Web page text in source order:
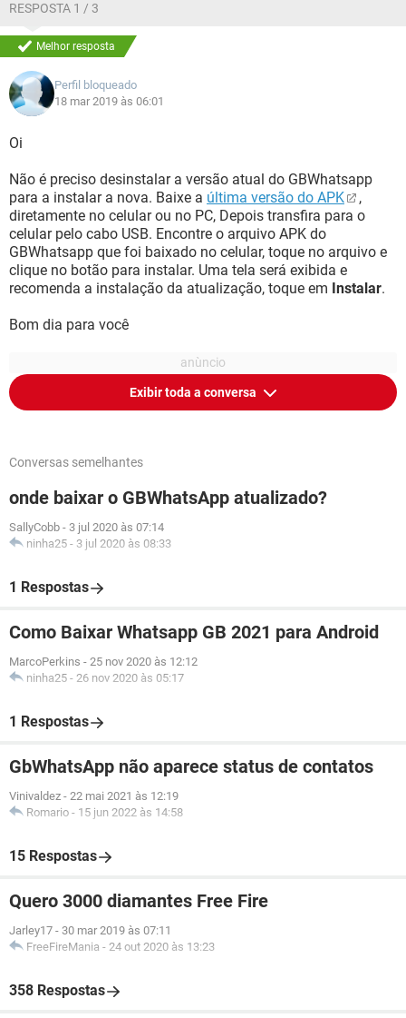
RESPOSTA 1 / 3
Melhor resposta
Perfil bloqueado
18 mar 2019 às 06:01
Oi
Não é preciso desinstalar a versão atual do GBWhatsapp
para a instalar a nova. Baixe a última versão do APK
,
diretamente no celular ou no PC, Depois transfira para o
celular pelo cabo USB. Encontre o arquivo APK do
GBWhatsapp que foi baixado no celular, toque no arquivo e
clique no botão para instalar. Uma tela será exibida e
recomenda a instalação da atualização, toque em Instalar.
Bom dia para você
Exibir toda a conversa
Conversas semelhantes
onde baixar o GBWhatsApp atualizado?
SallyCobb - 3 jul 2020 às 07:14
ninha25 - 3 jul 2020 às 08:33
1 Respostas
Como Baixar Whatsapp GB 2021 para Android
MarcoPerkins - 25 nov 2020 às 12:12
ninha25 - 26 nov 2020 às 05:17
1 Respostas
GbWhatsApp não aparece status de contatos
Vinivaldez - 22 mai 2021 às 12:19
Romario - 15 jun 2022 às 14:58
15 Respostas
Quero 3000 diamantes Free Fire
Jarley17 - 30 mar 2019 às 07:11
FreeFireMania - 24 out 2020 às 13:23
358 Respostas